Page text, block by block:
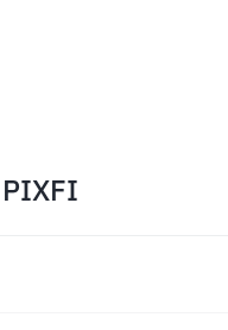
PIXFI